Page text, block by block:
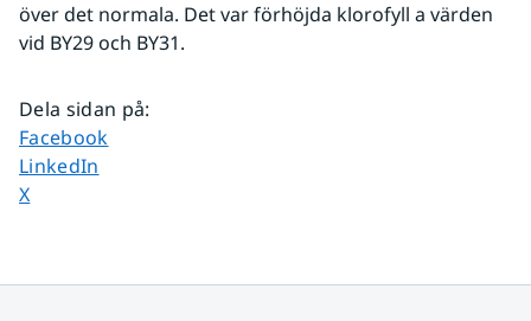
över det normala. Det var förhöjda klorofyll a värden
vid BY29 och BY31.
Dela sidan på:
Dela sidan på
Facebook
Dela sidan på
LinkedIn
Dela sidan på
X